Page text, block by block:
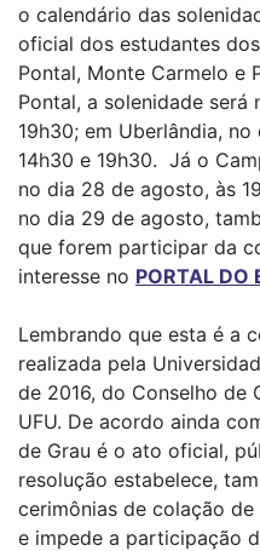
o calendário das
oficial dos estudantes
Pontal, Monte Carmelo e
Pontal, a solenidade
19h30; em Uberlândia,
14h30 e 19h30. Já o
no dia 28 de agosto, às
no dia 29 de agosto,
que forem participar da
interesse no PORTAL DO
Lembrando que esta é a
realizada pela
de 2016, do Conselho de
UFU. De acordo ainda
de Grau é o ato oficial,
resolução estabelece,
cerimônias de colação
e impede a participação